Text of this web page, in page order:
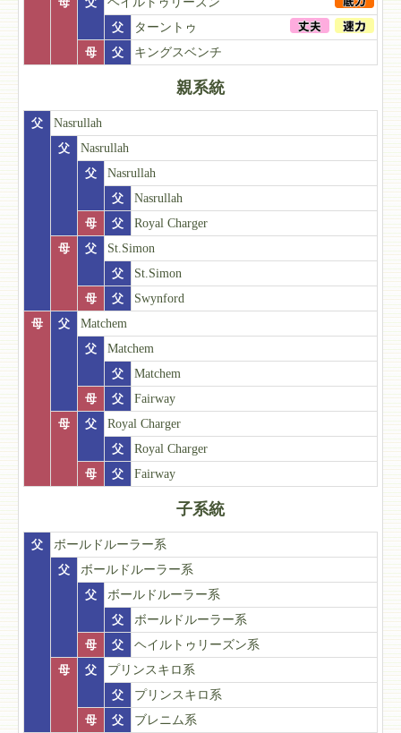
父
ターントゥ
母
父 キングスベンチ
親系統
父
Nasrullah
父
Nasrullah
父
Nasrullah
父
Nasrullah
母
父
Royal Charger
母
父
St.Simon
父
St.Simon
母
父
Swynford
母
父
Matchem
父
Matchem
父
Matchem
母
父
Fairway
母
父
Royal Charger
父
Royal Charger
母
父 Fairway
子系統
父
ボールドルーラー系
父
ボールドルーラー系
父
ボールドルーラー系
父
ボールドルーラー系
母
父
ヘイルトゥリーズン系
母
父
プリンスキロ系
父
プリンスキロ系
母
父
ブレニム系